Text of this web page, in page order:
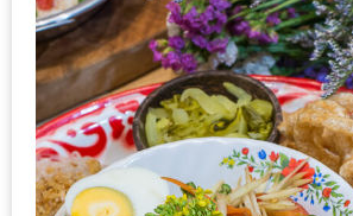
ครบ
จบ
ที่
เดียว
HOMEPRO